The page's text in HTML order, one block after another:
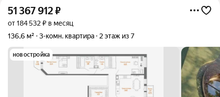
51 367 912₽
от 184 532 ₽ в месяц
136,6 м²
3-комн. квартира 2 этаж из 7
новостройка